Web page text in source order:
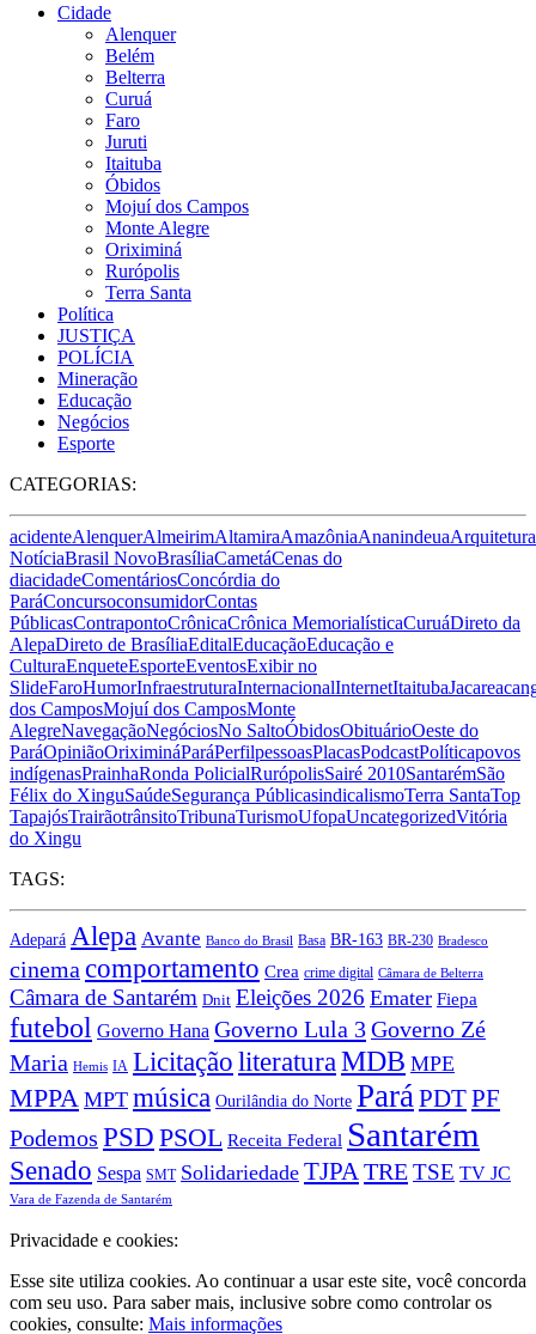
Cidade
Alenquer
Belém
Belterra
Curuá
Faro
Juruti
Itaituba
Óbidos
Mojuí dos Campos
Monte Alegre
Oriximiná
Rurópolis
Terra Santa
Política
JUSTIÇA
POLÍCIA
Mineração
Educação
Negócios
Esporte
CATEGORIAS:
acidenteAlenquerAlmeirimAltamiraAmazôniaAnanindeuaArquitetura
NotíciaBrasil NovoBrasíliaCametáCenas do
diacidadeComentáriosConcórdia do
ParáConcursoconsumidorContas
PúblicasContrapontoCrônicaCrônica MemorialísticaCuruáDireto da
AlepaDireto de BrasíliaEditalEducaçãoEducação e
CulturaEnqueteEsporteEventosExibir no
SlideFaroHumorInfraestruturaInternacionalInternetItaituba
dos CamposMojuí dos CamposMonte
AlegreNavegaçãoNegóciosNo SaltoÓbidosObituárioOeste do
ParáOpiniãoOriximináParáPerfilpessoasPlacasPodcastPolíticapovos
indígenasPrainhaRonda PolicialRurópolisSairé 2010SantarémSão
Félix do XinguSaúdeSegurança PúblicasindicalismoTerra SantaTop
TapajósTrairãotrânsitoTribunaTurismoUfopaUncategorizedVitória
do Xingu
TAGS:
Adepará Alepa Avante Banco do Brasil Basa BR-163 BR-230 Bradesco
cinema comportamento Crea crime digital Câmara de Belterra
Câmara de Santarém Dnit Eleições 2026 Emater Fiepa
futebol Governo Hana Governo Lula 3Governo Zé
Maria Hemis IA Licitação literatura MDB MPE
MPPA MPT música Ourilândia do Norte Pará PDTPF
Podemos PSD PSOL Receita Federal Santarém
Senado Sespa SMT Solidariedade TJPATRETSE TV JC
Vara de Fazenda de Santarém
Privacidade e cookies:
Esse site utiliza cookies. Ao continuar a usar este site, você concorda
com seu uso. Para saber mais, inclusive sobre como controlar os
cookies, consulte: Mais informações